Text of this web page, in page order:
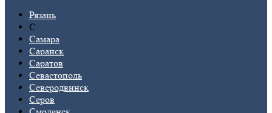
Рязань
С
Самара
Саранск
Саратов
Севастополь
Северодвинск
Серов